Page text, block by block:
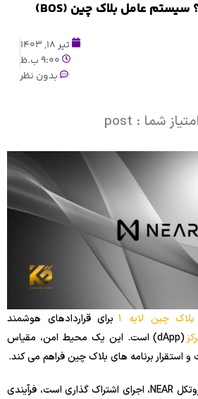
تیر 18, 1403
9:00 ب.ظ
بدون نظر
امتیاز شما : post
بلاک چین لایه 1
برای قراردادهای هوشمند
(dApp) است. این یک محیط امن، مقیاس
و استقرار برنامه های بلاک چین فراهم می کند.
یکی از ویژگی های حیاتی پروتکل NEAR، اجرای اشتراک گذاری است، فرآیندی